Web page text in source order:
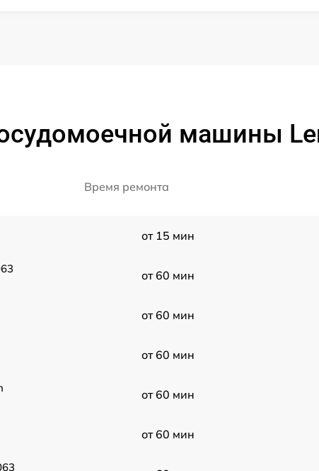
машины
Время ремонта
от 15 мин
от 60 мин
от 60 мин
от 60 мин
от 60 мин
от 60 мин